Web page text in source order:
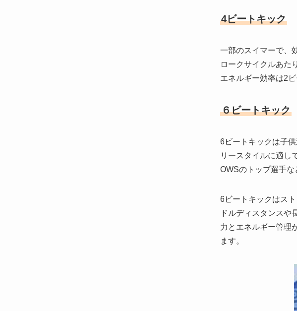
4ビートキック
一部のスイマーで、
ロークサイクルあた
エネルギー効率は2
６ビートキック
6ビートキックは子
リースタイルに適し
OWSのトップ選手
6ビートキックはス
ドルディスタンスや
力とエネルギー管理
ます。